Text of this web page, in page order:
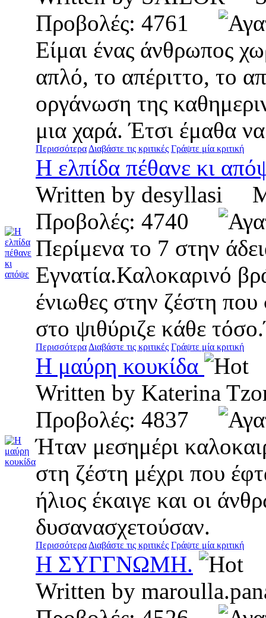
Προβολές: 4761
Είμαι ένας άνθρωπος
απλό, το απέριττο, το
οργάνωση της
μια χαρά. Έτσι έμαθα
ΠερισσότεραΔιαβάστε τις κριτικές Γράψτε μία κριτική
Η ελπίδα πέθανε κι
Written by desyllasi
Προβολές: 4740
Περίμενα το 7 στην
Εγνατία.Καλοκαρινό
ένιωθες στην ζέστη
στο ψιθύριζε κάθε
ΠερισσότεραΔιαβάστε τις κριτικές Γράψτε μία κριτική
Η μαύρη κουκίδα
Written by Katerina
Προβολές: 4837
Ήταν μεσημέρι
στη ζέστη μέχρι που
ήλιος έκαιγε και οι
δυσανασχετούσαν.
ΠερισσότεραΔιαβάστε τις κριτικές Γράψτε μία κριτική
Η ΣΥΓΓΝΩΜΗ.
Written by